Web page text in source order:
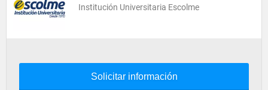
Institución Universitaria Escolme
Solicitar información